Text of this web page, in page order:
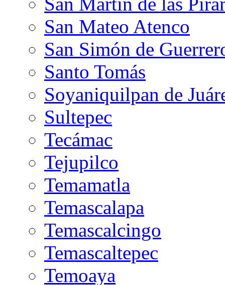
San Mateo Atenco
San Simón de
Santo Tomás
Soyaniquilpan de
Sultepec
Tecámac
Tejupilco
Temamatla
Temascalapa
Temascalcingo
Temascaltepec
Temoaya